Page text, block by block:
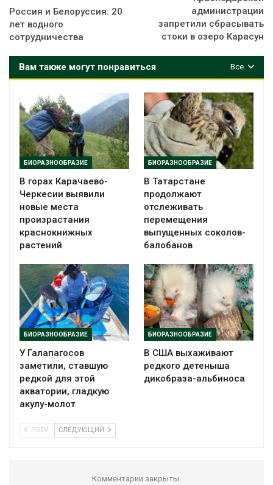
Россия и Белорусcия: 20
лет водного
сотрудничества
администрации
запретили сбрасывать
стоки в озеро Карасун
Все
Вам также могут понравиться
БИОРАЗНООБРАЗИЕ
В горах Карачаево-
Черкесии выявили
новые места
произрастания
краснокнижных
растений
БИОРАЗНООБРАЗИЕ
В Татарстане
продолжают
отслеживать
перемещения
выпущенных соколов-
балобанов
БИОРАЗНООБРАЗИЕ
У Галапагосов
заметили, ставшую
редкой для этой
акватории, гладкую
акулу-молот
БИОРАЗНООБРАЗИЕ
В США выхаживают
редкого детеныша
дикобраза-альбиноса
PREV СЛЕДУЮЩИЙ
Комментарии закрыты.